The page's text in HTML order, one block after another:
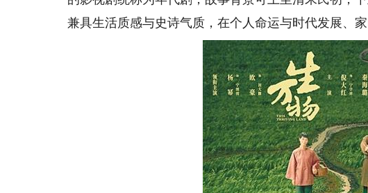
兼具生活质感与史诗气质，在个人命运与时代发展、家